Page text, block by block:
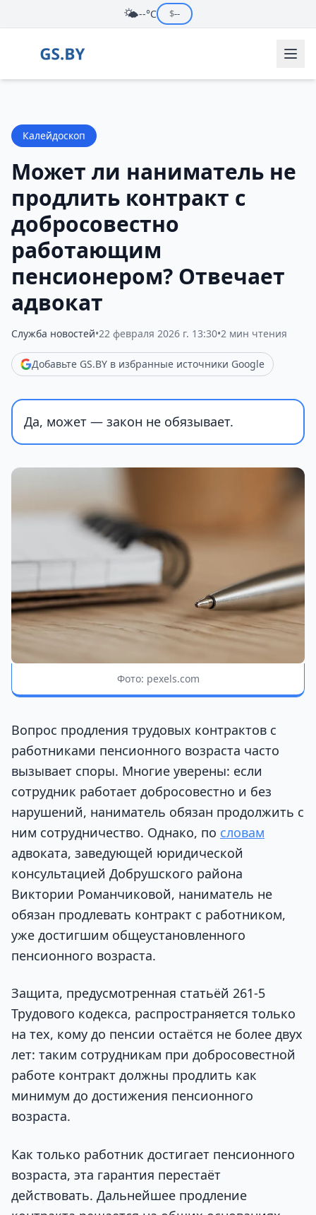
🌤️--°C $--
Калейдоскоп
Может ли наниматель не
продлить контракт с
добросовестно
работающим
пенсионером? Отвечает
адвокат
Служба новостей•22 февраля 2026 г. 13:30•2 мин чтения
Добавьте GS.BY в избранные источники Google
Да, может — закон не обязывает.
Фото: pexels.com
Вопрос продления трудовых контрактов с
работниками пенсионного возраста часто
вызывает споры. Многие уверены: если
сотрудник работает добросовестно и без
нарушений, наниматель обязан продолжить с
ним сотрудничество. Однако, по словам
адвоката, заведующей юридической
консультацией Добрушского района
Виктории Романчиковой, наниматель не
обязан продлевать контракт с работником,
уже достигшим общеустановленного
пенсионного возраста.
Защита, предусмотренная статьёй 261-5
Трудового кодекса, распространяется только
на тех, кому до пенсии остаётся не более двух
лет: таким сотрудникам при добросовестной
работе контракт должны продлить как
минимум до достижения пенсионного
возраста.
Как только работник достигает пенсионного
возраста, эта гарантия перестаёт
действовать. Дальнейшее продление